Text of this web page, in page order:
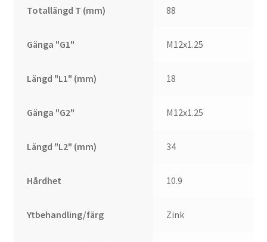
Totallängd T (mm) 88
Gänga "G1" M12x1.25
Längd "L1" (mm) 18
Gänga "G2" M12x1.25
Längd "L2" (mm) 34
Hårdhet 10.9
Ytbehandling/färg Zink